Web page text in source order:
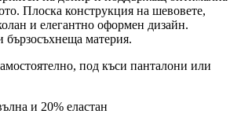
Плоска конструкция на шевовете,
и елегантно оформен дизайн.
бързосъхнеща материя.
под къси панталони или
и 20% еластан